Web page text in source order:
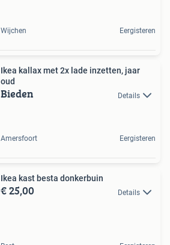
Wijchen Eergisteren
Ikea kallax met 2x lade inzetten, jaar
oud
Bieden Details
Amersfoort Eergisteren
Ikea kast besta donkerbuin
€ 25,00 Details